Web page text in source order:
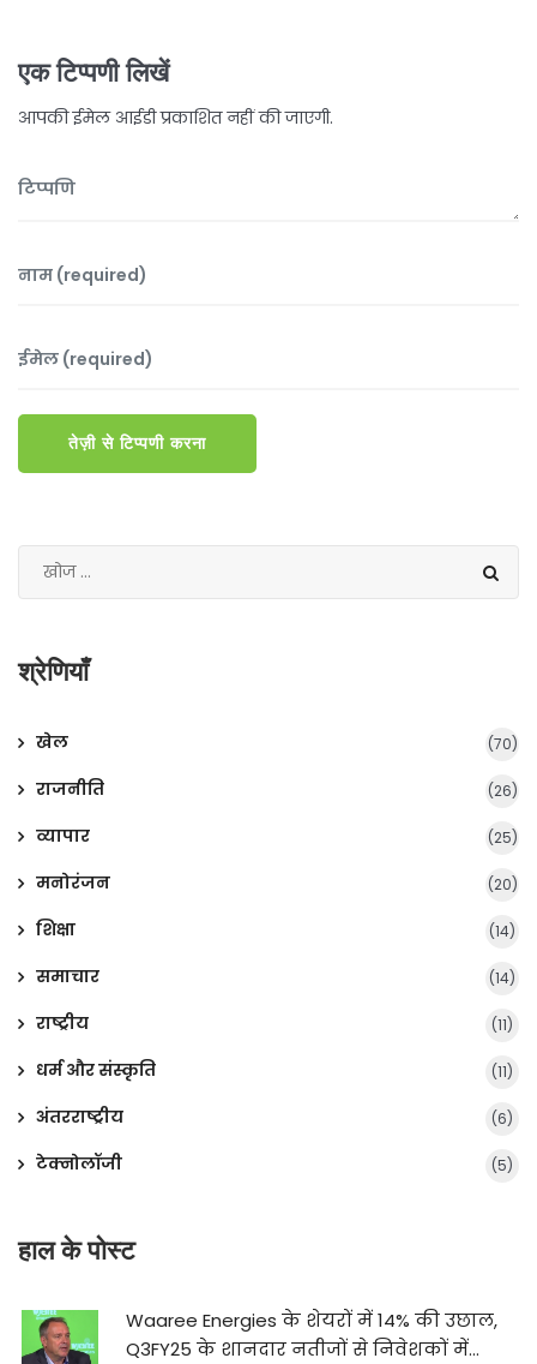
एक टिप्पणी लिखें
आपकी ईमेल आईडी प्रकाशित नहीं की जाएगी.
तेज़ी से टिप्पणी करना
श्रेणियाँ
खेल (70)
राजनीति (26)
व्यापार (25)
मनोरंजन (20)
शिक्षा (14)
समाचार (14)
राष्ट्रीय (11)
धर्म और संस्कृति (11)
अंतरराष्ट्रीय (6)
टेक्नोलॉजी (5)
हाल के पोस्ट
Waaree Energies के शेयरों में 14% की उछाल,
Q3FY25 के शानदार नतीजों से निवेशकों में